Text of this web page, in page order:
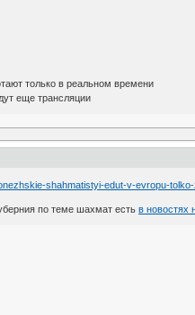
только в реальном времени
еще трансляции
shahmatistyi-edut-v-evropu-
по теме шахмат естьв новостях